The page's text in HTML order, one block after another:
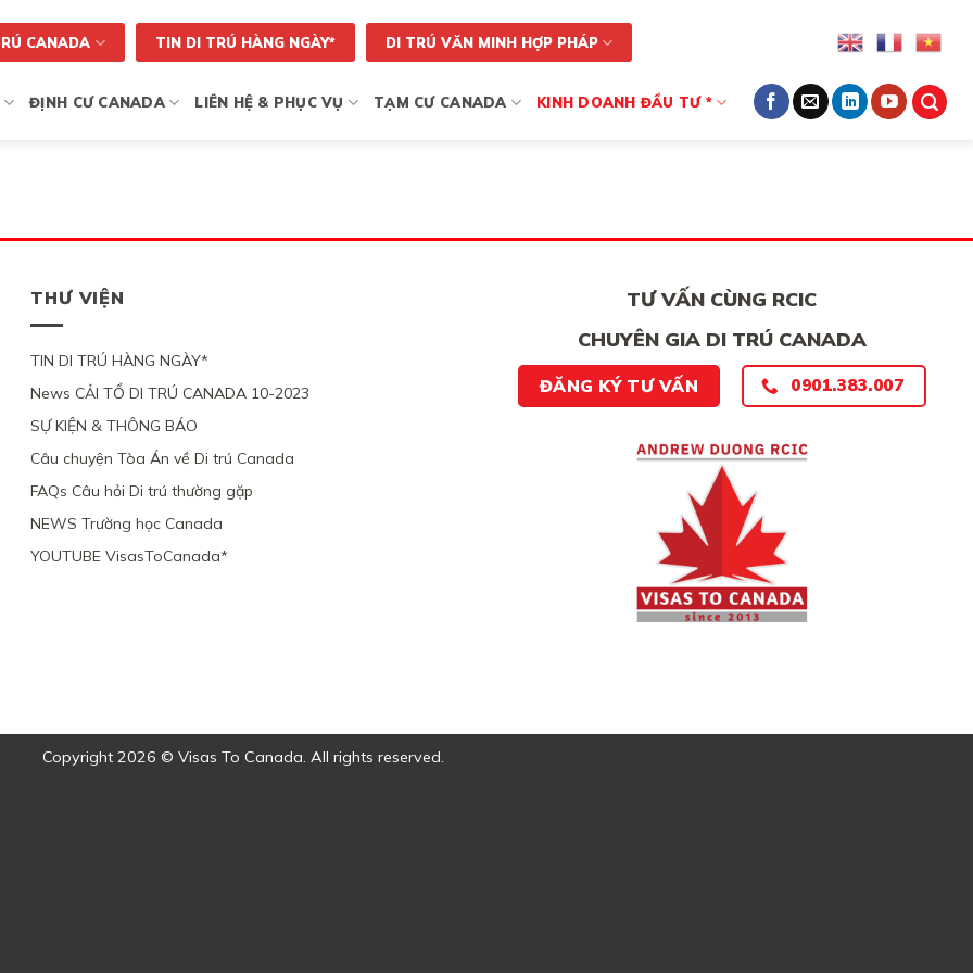
CANADA TIN DI TRÚ HÀNG NGÀY* DI TRÚ VĂN MINH HỢP PHÁP
ĐỊNH CƯ CANADA LIÊN HỆ & PHỤC VỤ TẠM CƯ CANADA KINH DOANH ĐẦU TƯ *
THƯ VIỆN
TIN DI TRÚ HÀNG NGÀY*
News CẢI TỔ DI TRÚ CANADA 10-2023
SỰ KIỆN & THÔNG BÁO
Câu chuyện Tòa Án về Di trú Canada
FAQs Câu hỏi Di trú thường gặp
NEWS Trường học Canada
YOUTUBE VisasToCanada*
TƯ VẤN CÙNG RCIC
CHUYÊN GIA DI TRÚ CANADA
ĐĂNG KÝ TƯ VẤN 0901.383.007
Copyright 2026 © Visas To Canada. All rights reserved.